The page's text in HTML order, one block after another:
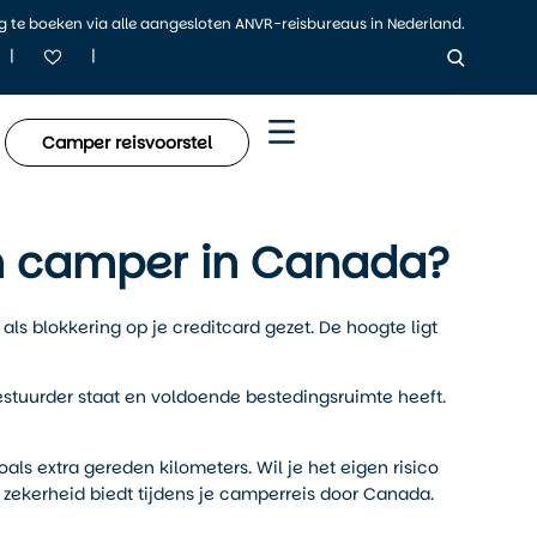
te boeken via alle aangesloten ANVR-reisbureaus in Nederland.
| |
Camper reisvoorstel
camper in Canada?
blokkering op je creditcard gezet. De hoogte ligt
staat en voldoende bestedingsruimte heeft.
extra gereden kilometers. Wil je het eigen risico
biedt tijdens je camperreis door Canada.